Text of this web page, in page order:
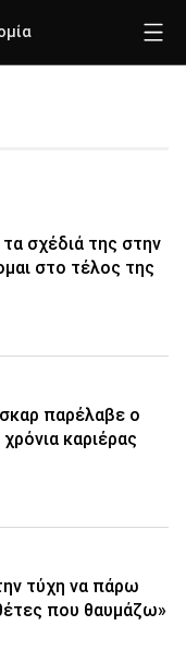
τα σχέδιά της στην
στο τέλος της
παρέλαβε ο
καριέρας
τύχη να πάρω
που θαυμάζω»